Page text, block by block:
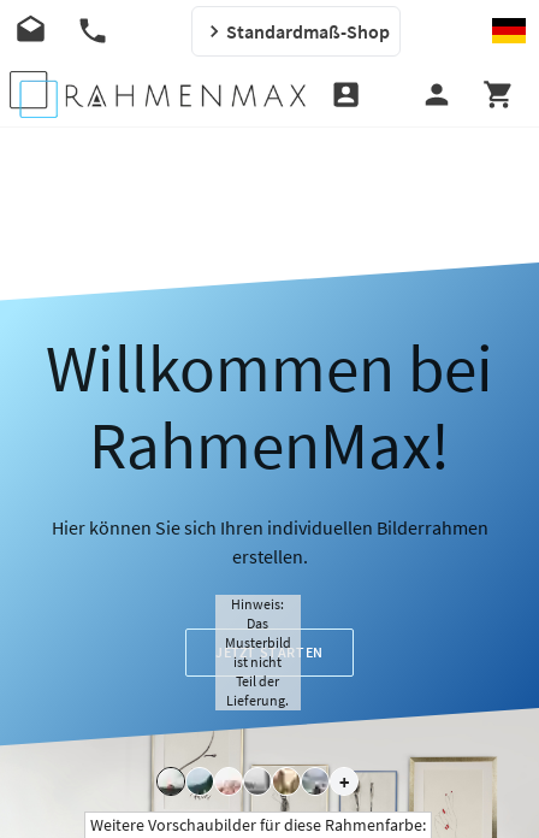
Standardmaß-Shop
Willkommen bei
RahmenMax!
Hier können Sie sich Ihren individuellen Bilderrahmen
erstellen.
JETZT STARTEN
+
Hinweis:
Das
Musterbild
ist nicht
Teil der
Lieferung.
Weitere Vorschaubilder für diese Rahmenfarbe: